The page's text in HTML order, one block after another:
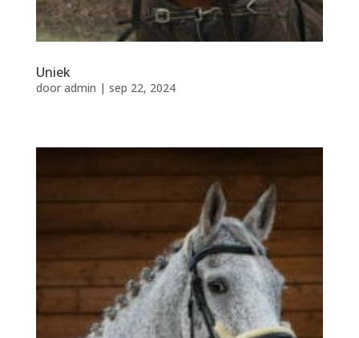
Uniek
door admin | sep 22, 2024